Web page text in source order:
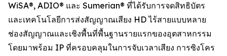
WiSA®, ADIO® และ Sumerian® ที่ได้รับการจดสิทธิบัตร
และเทคโนโลยีการส่งสัญญาณเสียง HD ไร้สายแบบหลาย
ช่องสัญญาณและเชิงพื้นที่พื้นฐานรายแรกของอุตสาหกรรม
โดยมาพร้อม IP ที่ครอบคลุมในการจับเวลาเสียง การซิงโคร